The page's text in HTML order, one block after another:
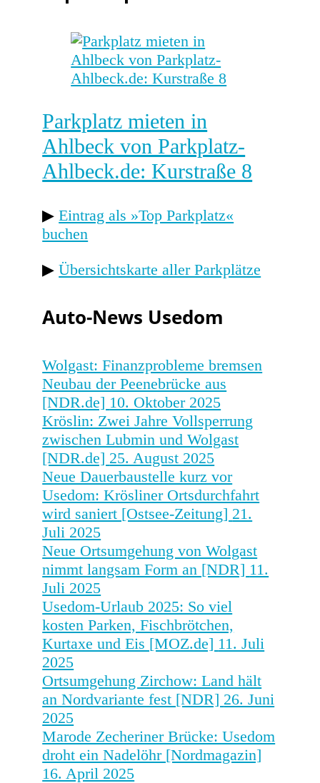
Parkplatz mieten in
Ahlbeck von Parkplatz-
Ahlbeck.de: Kurstraße 8
▶Eintrag als »Top Parkplatz«
buchen
▶Übersichtskarte aller Parkplätze
Auto-News Usedom
Wolgast: Finanzprobleme bremsen
Neubau der Peenebrücke aus
[NDR.de] 10. Oktober 2025
Kröslin: Zwei Jahre Vollsperrung
zwischen Lubmin und Wolgast
[NDR.de] 25. August 2025
Neue Dauerbaustelle kurz vor
Usedom: Krösliner Ortsdurchfahrt
wird saniert [Ostsee-Zeitung] 21.
Juli 2025
Neue Ortsumgehung von Wolgast
nimmt langsam Form an [NDR] 11.
Juli 2025
Usedom-Urlaub 2025: So viel
kosten Parken, Fischbrötchen,
Kurtaxe und Eis [MOZ.de] 11. Juli
2025
Ortsumgehung Zirchow: Land hält
an Nordvariante fest [NDR] 26. Juni
2025
Marode Zecheriner Brücke: Usedom
droht ein Nadelöhr [Nordmagazin]
16. April 2025